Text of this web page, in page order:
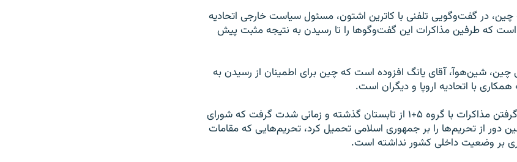
چین، در گفت‌وگویی تلفنی با کاترین اشتون، مسئول سیاست خارجی اتحادیه
است که طرفین مذاکرات این گفت‌وگوها را تا رسیدن به نتیجه مثبت پیش
چین، شین‌هوآ، آقای یانگ افزوده است که چین برای اطمینان از رسیدن به
با اتحادیه اروپا و دیگران است.
فشار بر ایران برای از سر گرفتن مذاکرات با گروه ۵+۱ از تابستان گذشته و زمانی شدت گرفت که شورای
دور از تحریم‌ها را بر جمهوری اسلامی تحمیل کرد، تحریم‌هایی که مقامات
بر وضعیت داخلی کشور نداشته است.